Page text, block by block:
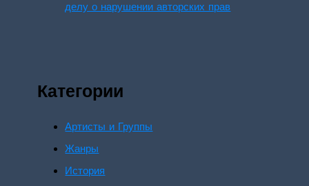
делу о нарушении авторских прав
Категории
Артисты и Группы
Жанры
История